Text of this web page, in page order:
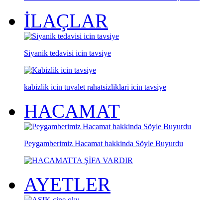
İLAÇLAR
Siyanik tedavisi icin tavsiye
kabizlik icin tuvalet rahatsizliklari icin tavsiye
HACAMAT
Peygamberimiz Hacamat hakkinda Söyle Buyurdu
AYETLER